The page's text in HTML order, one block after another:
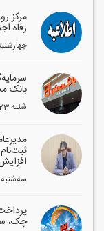
مرکز
رفاه
1404/1/27
بانک
1404/1/23 شنبه
افزایش
1404/1/19 سه‌شنبه
چک،